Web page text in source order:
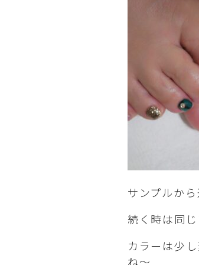
サンプルか
続く時は同
カラーは少
ね～